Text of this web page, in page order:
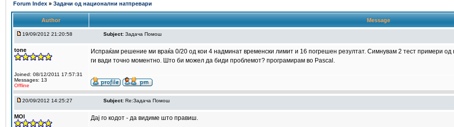
Forum Index » Задачи од национални натпревари
Author Message
19/09/2012 21:20:58 Subject: Задача Помош
tone
Joined: 08/12/2011 17:57:31
Messages: 13
Offline
Испраќам решение ми враќа 0/20 од кои 4 надминат временски лимит и 16 погрешен резултат. Симнувам 2 тест примери
ги вади точно моментно. Што би можел да биди проблемот? програмирам во Pascal.
20/09/2012 14:25:27 Subject: Re:Задача Помош
MOI Дај го кодот - да видиме што правиш.